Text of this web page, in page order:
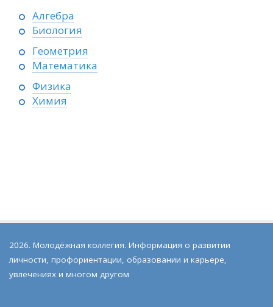
Алгебра
Биология
Геометрия
Математика
Физика
Химия
2026. Молодёжная коллегия. Информация о развитии
личности, профориентации, образовании и карьере,
увлечениях и многом другом